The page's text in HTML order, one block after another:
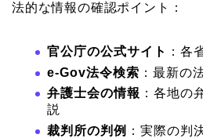
法的な情報の確認ポイント：
官公庁の公式サイト
：各
e-Gov法令検索 ：最新の
弁護士会の情報 ：各地の
説
裁判所の判例
：実際の判